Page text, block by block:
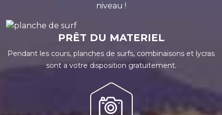
niveau !
PRÊT DU MATERIEL
Pendant les cours, planches de surfs, combinaisons et lycras
sont a votre disposition gratuitement.